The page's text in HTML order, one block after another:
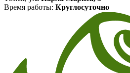
Время работы: Круглосуточно